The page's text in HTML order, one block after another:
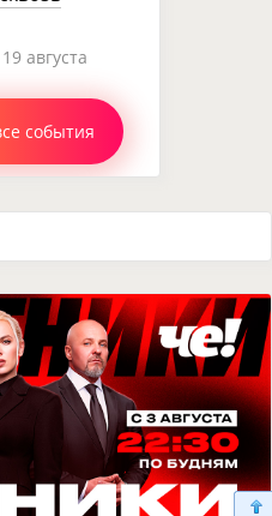
августа
события